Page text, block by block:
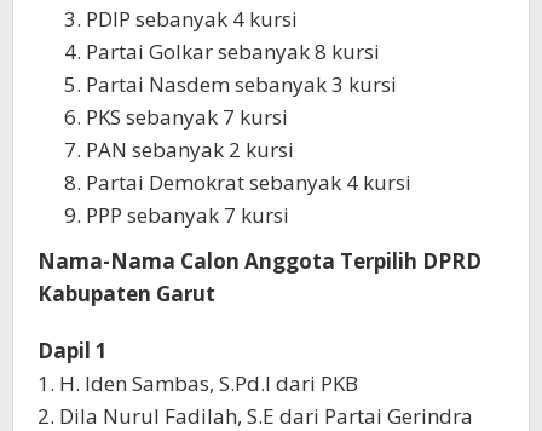
PDIP sebanyak 4 kursi
Partai Golkar sebanyak 8 kursi
Partai Nasdem sebanyak 3 kursi
PKS sebanyak 7 kursi
PAN sebanyak 2 kursi
Partai Demokrat sebanyak 4 kursi
PPP sebanyak 7 kursi
Nama-Nama Calon Anggota Terpilih DPRD
Kabupaten Garut
Dapil 1
1. H. Iden Sambas, S.Pd.I dari PKB
2. Dila Nurul Fadilah, S.E dari Partai Gerindra